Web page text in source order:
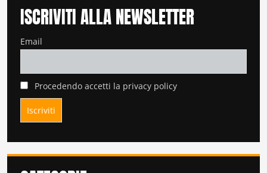
ISCRIVITI ALLA NEWSLETTER
Email
Procedendo accetti la privacy policy